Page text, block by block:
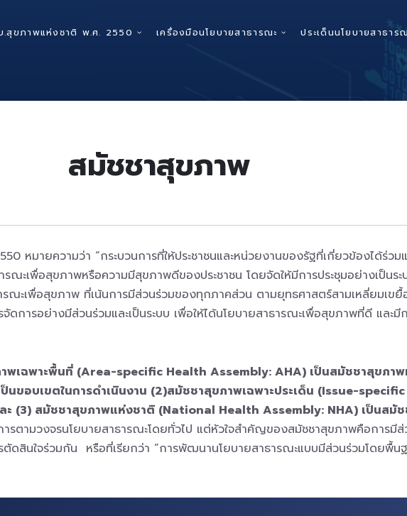
.สุขภาพแห่งชาติ พ.ศ. 2550 เครื่องมือนโยบายสาธารณะ ประเด็นนโยบายสาธาร
สมัชชาสุขภาพ
หมายความว่า “กระบวนการที่ให้ประชาชนและหน่วยงานของรัฐที่เกี่ยวข้องได้ร่วม
ณะเพื่อสุขภาพหรือความมีสุขภาพดีของประชาชน โดยจัดให้มีการประชุมอย่างเป็นระ
เพื่อสุขภาพ ที่เน้นการมีส่วนร่วมของทุกภาคส่วน ตามยุทธศาสตร์สามเหลี่ยมเขยื้อ
ดการอย่างมีส่วนร่วมและเป็นระบบ เพื่อให้ได้นโยบายสาธารณะเพื่อสุขภาพที่ดี และ
เฉพาะพื้นที่ (Area-specific Health Assembly: AHA) เป็นสมัชชาสุขภา
ขอบเขตในการดำเนินงาน (2)สมัชชาสุขภาพเฉพาะประเด็น (Issue-
ละ (3) สมัชชาสุขภาพแห่งชาติ (National Health Assembly: NHA) เป็นสมั
รตามวงจรนโยบายสาธารณะโดยทั่วไป แต่หัวใจสำคัญของสมัชชาสุขภาพคือการมี
รตัดสินใจร่วมกัน หรือที่เรียกว่า “การพัฒนานโยบายสาธารณะแบบมีส่วนร่วมโดย